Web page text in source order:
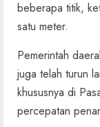
beberapa titik,
satu meter.
Pemerintah
juga telah turun
khususnya di
percepatan